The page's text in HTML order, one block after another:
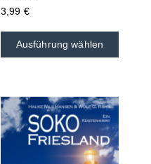
3,99 €
Ausführung wählen